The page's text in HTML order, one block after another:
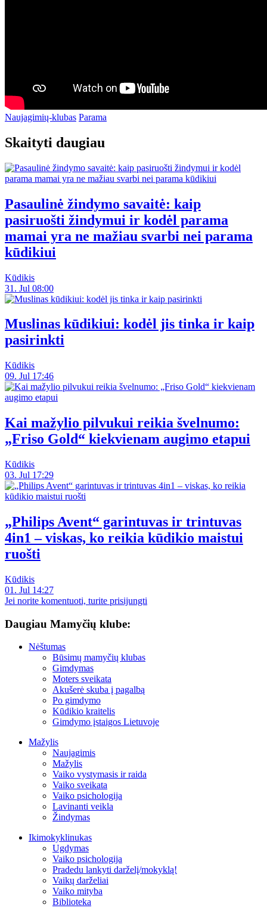
Naujagimių-klubas Parama
Skaityti daugiau
Pasaulinė žindymo savaitė: kaip
pasiruošti žindymui ir kodėl parama
mamai yra ne mažiau svarbi nei parama
kūdikiui
Kūdikis
31. Jul 08:00
Muslinas kūdikiui: kodėl jis tinka ir kaip
pasirinkti
Kūdikis
09. Jul 17:46
Kai mažylio pilvukui reikia švelnumo:
„Friso Gold“ kiekvienam augimo etapui
Kūdikis
03. Jul 17:29
„Philips Avent“ garintuvas ir trintuvas
4in1 – viskas, ko reikia kūdikio maistui
ruošti
Kūdikis
01. Jul 14:27
Jei norite komentuoti, turite prisijungti
Daugiau Mamyčių klube:
Nėštumas
Būsimų mamyčių klubas
Gimdymas
Moters sveikata
Akušerė skuba į pagalbą
Po gimdymo
Kūdikio kraitelis
Gimdymo įstaigos Lietuvoje
Mažylis
Naujagimis
Mažylis
Vaiko vystymasis ir raida
Vaiko sveikata
Vaiko psichologija
Lavinanti veikla
Žindymas
Ikimokyklinukas
Ugdymas
Vaiko psichologija
Pradedu lankyti darželį/mokyklą!
Vaikų darželiai
Vaiko mityba
Biblioteka